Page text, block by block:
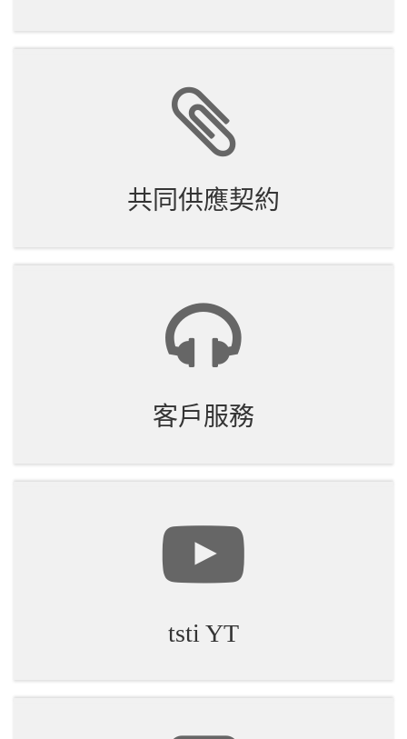
共同供應契約
客戶服務
tsti YT